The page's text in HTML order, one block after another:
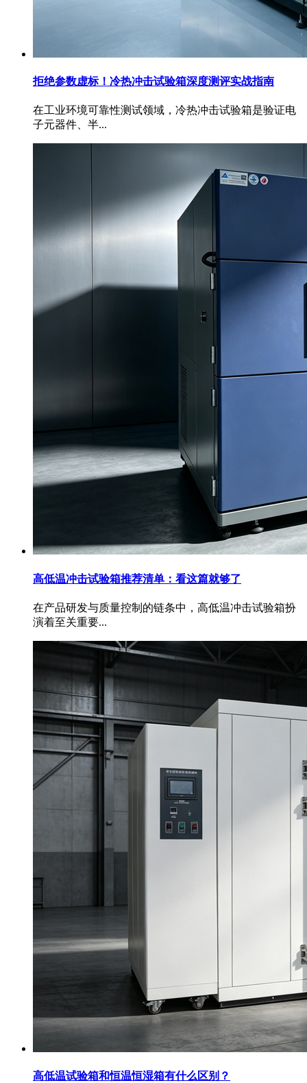
拒绝参数虚标！冷热冲击试验箱深度测评实战指南
在工业环境可靠性测试领域，冷热冲击试验箱是验证电
子元器件、半...
高低温冲击试验箱推荐清单：看这篇就够了
在产品研发与质量控制的链条中，高低温冲击试验箱扮
演着至关重要...
高低温试验箱和恒温恒湿箱有什么区别？